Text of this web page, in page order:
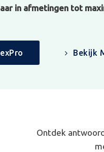
in afmetingen tot
Bekijk
Ontdek